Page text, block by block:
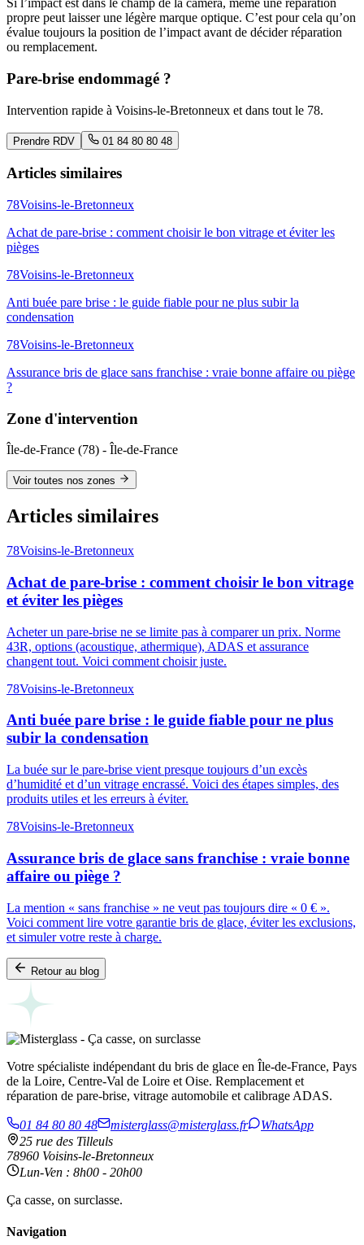
Si l’impact est dans le champ de la caméra, même une réparation
propre peut laisser une légère marque optique. C’est pour cela qu’on
évalue toujours la position de l’impact avant de décider réparation
ou remplacement.
Pare-brise endommagé ?
Intervention rapide à Voisins-le-Bretonneux et dans tout le 78.
Prendre RDV 01 84 80 80 48
Articles similaires
78Voisins-le-Bretonneux
Achat de pare-brise : comment choisir le bon vitrage et éviter les
pièges
78Voisins-le-Bretonneux
Anti buée pare brise : le guide fiable pour ne plus subir la
condensation
78Voisins-le-Bretonneux
Assurance bris de glace sans franchise : vraie bonne affaire ou piège
?
Zone d'intervention
Île-de-France (78) - Île-de-France
Voir toutes nos zones
Articles similaires
78Voisins-le-Bretonneux
Achat de pare-brise : comment choisir le bon vitrage
et éviter les pièges
Acheter un pare-brise ne se limite pas à comparer un prix. Norme
43R, options (acoustique, athermique), ADAS et assurance
changent tout. Voici comment choisir juste.
78Voisins-le-Bretonneux
Anti buée pare brise : le guide fiable pour ne plus
subir la condensation
La buée sur le pare-brise vient presque toujours d’un excès
d’humidité et d’un vitrage encrassé. Voici des étapes simples, des
produits utiles et les erreurs à éviter.
78Voisins-le-Bretonneux
Assurance bris de glace sans franchise : vraie bonne
affaire ou piège ?
La mention « sans franchise » ne veut pas toujours dire « 0 € ».
Voici comment lire votre garantie bris de glace, éviter les exclusions,
et simuler votre reste à charge.
Retour au blog
Votre spécialiste indépendant du bris de glace en Île-de-France, Pays
de la Loire, Centre-Val de Loire et Oise. Remplacement et
réparation de pare-brise, vitrage automobile et calibrage ADAS.
01 84 80 80 48 misterglass@misterglass.fr
WhatsApp
25 rue des Tilleuls
78960 Voisins-le-Bretonneux
Lun-Ven : 8h00 - 20h00
Ça casse, on surclasse.
Navigation